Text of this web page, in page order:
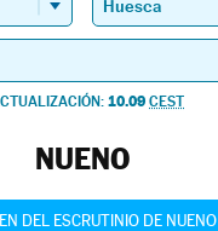
10.09 CEST
NUENO
DEL ESCRUTINIO DE NUENO